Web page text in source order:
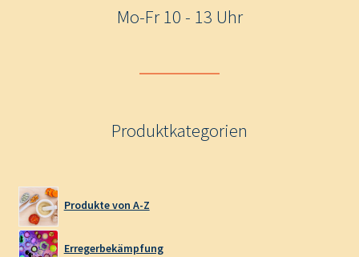
Mo-Fr 10 - 13 Uhr
Produktkategorien
Produkte von A-Z
Erregerbekämpfung